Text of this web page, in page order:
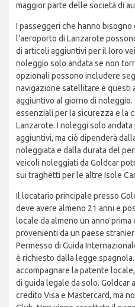
maggior parte delle società di
I passeggeri che hanno
l'aeroporto di Lanzarote
di articoli aggiuntivi per il loro
noleggio solo andata se non
opzionali possono includere
navigazione satellitare e questi
aggiuntivo al giorno di
essenziali per la sicurezza e la
Lanzarote. I noleggi solo
aggiuntivi, ma ciò dipenderà
noleggiata e dalla durata del
veicoli noleggiati da Goldcar
sui traghetti per le altre Isole
Il locatario principale presso
deve avere almeno 21 anni e
locale da almeno un anno
provenienti da un paese
Permesso di Guida
è richiesto dalla legge
accompagnare la patente
di guida legale da solo. Goldcar
credito Visa e Mastercard, ma